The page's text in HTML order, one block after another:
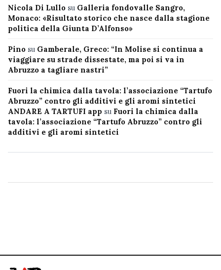
Nicola Di Lullo su Galleria fondovalle Sangro,
Monaco: «Risultato storico che nasce dalla stagione
politica della Giunta D’Alfonso»
Pino su Gamberale, Greco: “In Molise si continua a
viaggiare su strade dissestate, ma poi si va in
Abruzzo a tagliare nastri”
Fuori la chimica dalla tavola: l’associazione “Tartufo
Abruzzo” contro gli additivi e gli aromi sintetici
ANDARE A TARTUFI app su Fuori la chimica dalla
tavola: l’associazione “Tartufo Abruzzo” contro gli
additivi e gli aromi sintetici